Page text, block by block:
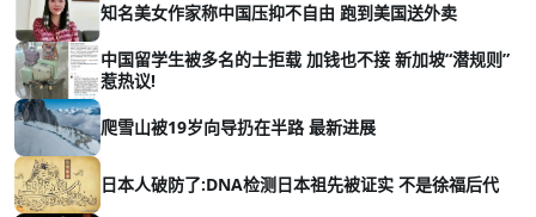
知名美女作家称中国压抑不自由 跑到美国送外卖
中国留学生被多名的士拒载 加钱也不接 新加坡“潜规则”
惹热议!
爬雪山被19岁向导扔在半路 最新进展
日本人破防了:DNA检测日本祖先被证实 不是徐福后代